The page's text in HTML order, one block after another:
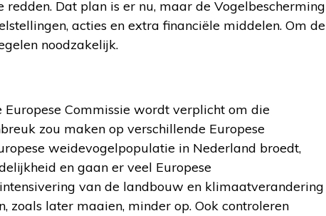
Dat plan is er nu, maar de Vogelbescherming
acties en extra financiële middelen. Om de
noodzakelijk.
Commissie wordt verplicht om die
zou maken op verschillende Europese
weidevogelpopulatie in Nederland broedt,
en gaan er veel Europese
van de landbouw en klimaatverandering
later maaien, minder op. Ook controleren